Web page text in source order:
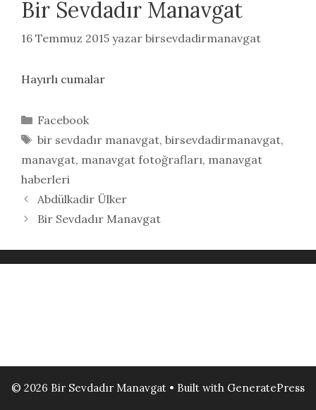
Bir Sevdadır Manavgat
16 Temmuz 2015 yazar birsevdadirmanavgat
Hayırlı cumalar
Kategoriler
Facebook
Etiketler
bir sevdadır manavgat, birsevdadirmanavgat,
manavgat, manavgat fotoğrafları, manavgat
haberleri
Abdülkadir Ülker
Bir Sevdadır Manavgat
© 2026 Bir Sevdadır Manavgat • Built with GeneratePress